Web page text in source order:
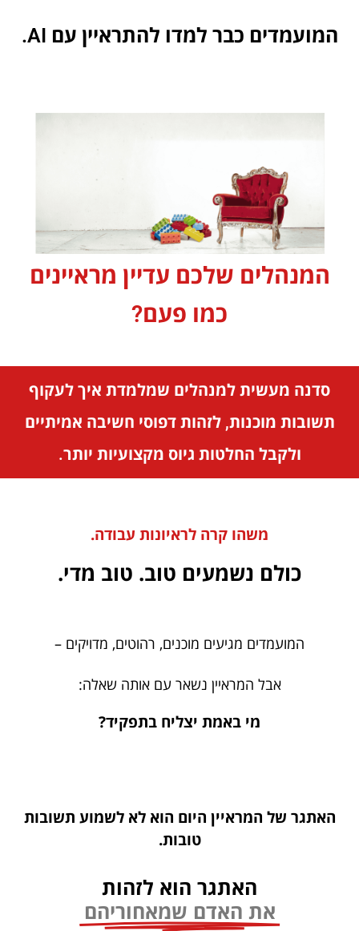
המועמדים כבר למדו להתראיין עם AI.
המנהלים שלכם עדיין מראיינים
כמו פעם?
סדנה מעשית למנהלים שמלמדת איך לעקוף
תשובות מוכנות, לזהות דפוסי חשיבה אמיתיים
ולקבל החלטות גיוס מקצועיות יותר.
משהו קרה לראיונות עבודה.
כולם נשמעים טוב. טוב מדי.
המועמדים מגיעים מוכנים, רהוטים, מדויקים –
אבל המראיין נשאר עם אותה שאלה:
מי באמת יצליח בתפקיד?
האתגר של המראיין היום הוא לא לשמוע תשובות
טובות.
האתגר הוא לזהות
את האדם שמאחוריהם